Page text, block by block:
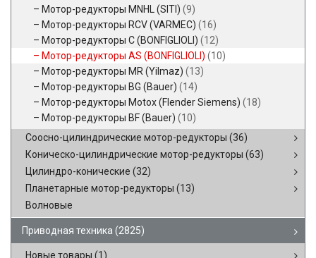
Мотор-редукторы MNHL (SITI) (9)
Мотор-редукторы RCV (VARMEC) (16)
Мотор-редукторы C (BONFIGLIOLI) (12)
Мотор-редукторы AS (BONFIGLIOLI) (10)
Мотор-редукторы MR (Yilmaz) (13)
Мотор-редукторы BG (Bauer) (14)
Мотор-редукторы Motox (Flender Siemens) (18)
Мотор-редукторы BF (Bauer) (10)
Соосно-цилиндрические мотор-редукторы (36)
Коническо-цилиндрические мотор-редукторы (63)
Цилиндро-конические (32)
Планетарные мотор-редукторы (13)
Волновые
Приводная техника (2825)
Новые товары (1)